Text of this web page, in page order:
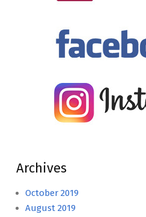
Archives
October 2019
August 2019